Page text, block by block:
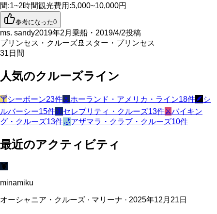
間:1~2時間観光費用 :5,000~10,000円
参考になった0
ms. sandy2019年2月乗船・2019/4/2投稿
プリンセス・クルーズ🚢スター・プリンセス
31日間
人気のクルーズライン
🍸シーボーン23件🌷 ホーランド・アメリカ・ライン18件🪶 シ
ルバーシー15件🦋セレブリティ・クルーズ13件⚔️バイキン
グ・クルーズ13件🌙アザマラ・クラブ・クルーズ10件
最近のアクティビティ
🦞
minamiku
オーシャニア・クルーズ · マリーナ · 2025年12月21日